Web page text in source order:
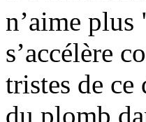
n’aime
s’accélère
tristes de ce
du plomb